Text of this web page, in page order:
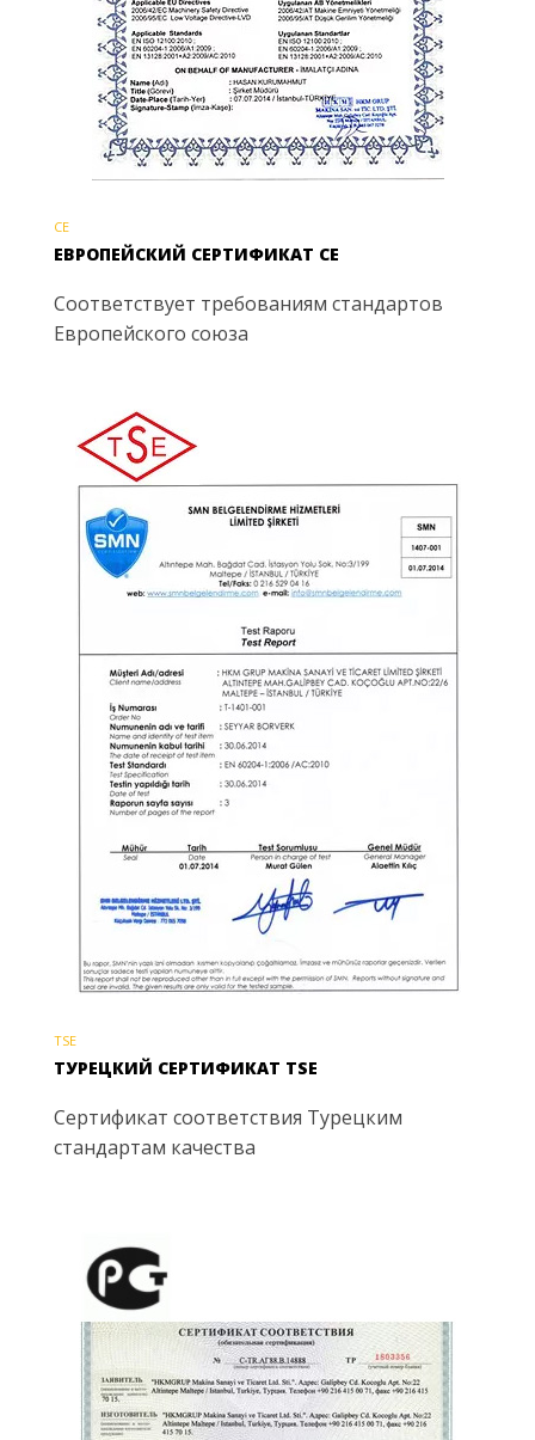
CE
ЕВРОПЕЙСКИЙ СЕРТИФИКАТ CE
Соответствует требованиям стандартов
Европейского союза
TSE
ТУРЕЦКИЙ СЕРТИФИКАТ TSE
Сертификат соответствия Турецким
стандартам качества